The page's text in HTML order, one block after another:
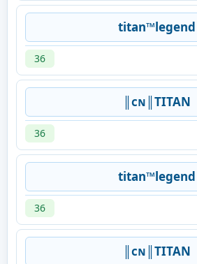
titan™legend
36
║ᴄɴ║TITAN
36
titan™legend
36
║ᴄɴ║TITAN